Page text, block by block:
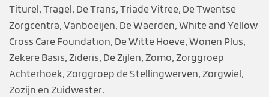
Titurel, Tragel, De Trans, Triade Vitree, De Twentse
Zorgcentra, Vanboeijen, De Waerden, White and Yellow
Cross Care Foundation, De Witte Hoeve, Wonen Plus,
Zekere Basis, Zideris, De Zijlen, Zomo, Zorggroep
Achterhoek, Zorggroep de Stellingwerven, Zorgwiel,
Zozijn en Zuidwester.